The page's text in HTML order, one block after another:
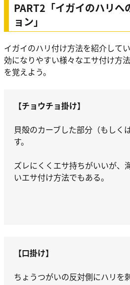
PART2「イガイのハリへ
ョン」
イガイのハリ付け方法を紹介して
効になりやすい様々なエサ付け方
を覚えよう。
【チョウチョ掛け】
貝殻のカーブした部分（もしく
す。
ズレにくくエサ持ちがいいが、
いエサ付け方法でもある。
【口掛け】
ちょうつがいの反対側にハリを刺